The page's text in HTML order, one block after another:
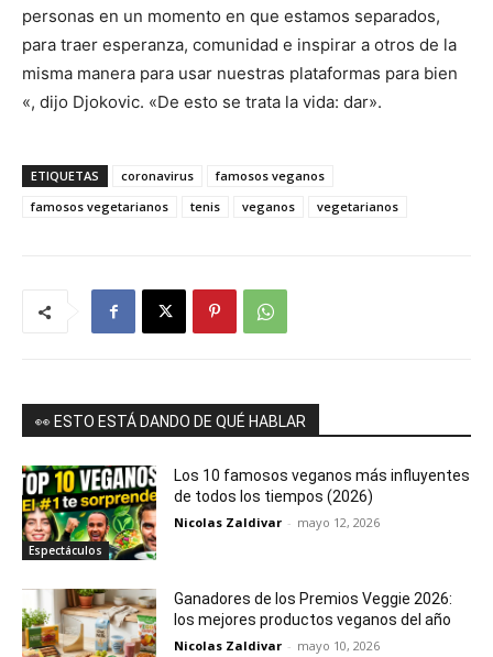
personas en un momento en que estamos separados,
para traer esperanza, comunidad e inspirar a otros de la
misma manera para usar nuestras plataformas para bien
«, dijo Djokovic. «De esto se trata la vida: dar».
ETIQUETAS coronavirus
famosos veganos
famosos vegetarianos
tenis veganos vegetarianos
👀 ESTO ESTÁ DANDO DE QUÉ HABLAR
Espectáculos
Los 10 famosos veganos más influyentes
de todos los tiempos (2026)
Nicolas Zaldivar - mayo 12, 2026
Ganadores de los Premios Veggie 2026:
los mejores productos veganos del año
Nicolas Zaldivar - mayo 10, 2026